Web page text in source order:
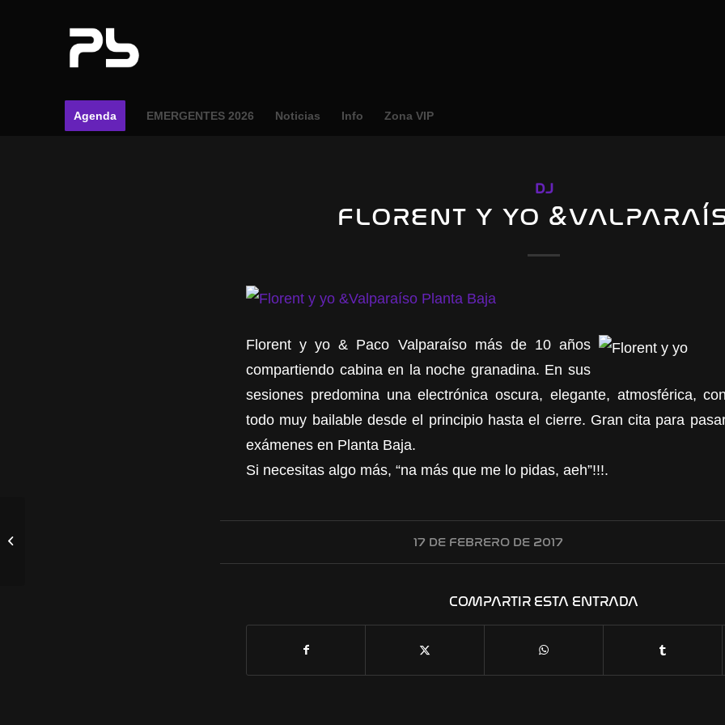
Agenda EMERGENTES 2026 Noticias Info Zona VIP
DJ
FLORENT Y YO
Florent y yo & Paco Valparaíso más de 10 años
compartiendo cabina en la noche granadina. En sus
sesiones predomina una electrónica oscura, elegante, atmosférica,
todo muy bailable desde el principio hasta el cierre. Gran cita para
exámenes en Planta Baja.
Si necesitas algo más, “na más que me lo pidas, aeh”!!!.
17 DE FEBRERO DE 2017
COMPARTIR ESTA ENTRADA